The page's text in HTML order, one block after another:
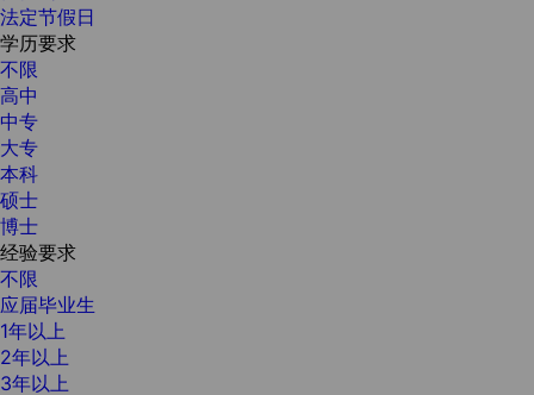
法定节假日
学历要求
不限
高中
中专
大专
本科
硕士
博士
经验要求
不限
应届毕业生
1年以上
2年以上
3年以上